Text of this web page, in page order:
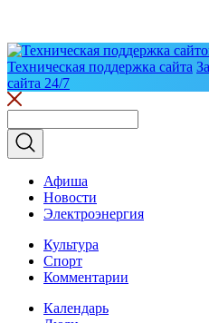
Техническая поддержка сайта
сайта 24/7
Афиша
Новости
Электроэнергия
Культура
Спорт
Комментарии
Календарь